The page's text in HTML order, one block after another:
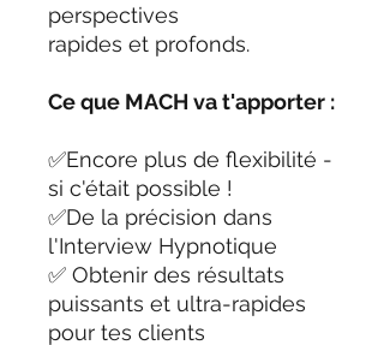
perspectives
rapides et profonds.
Ce que MACH va t'apporter :
✅Encore plus de flexibilité -
si c'était possible !
✅De la précision dans
l'Interview Hypnotique
✅ Obtenir des résultats
puissants et ultra-rapides
pour tes clients